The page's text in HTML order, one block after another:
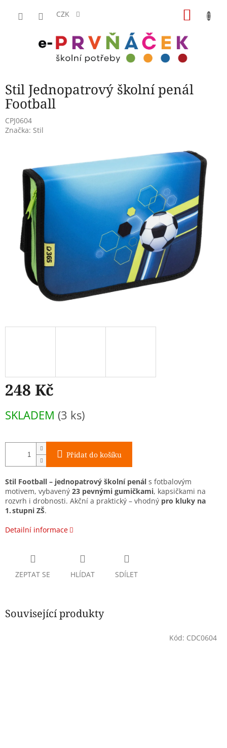
CZK
Stil Jednopatrový školní penál
Football
CPJ0604
Značka: Stil
248 Kč
cena:
SKLADEM (3 ks)
Přidat do košíku
Stil Football – jednopatrový školní penál s fotbalovým
motivem, vybavený 23 pevnými gumičkami, kapsičkami na
rozvrh i drobnosti. Akční a praktický – vhodný pro kluky na
1. stupni ZŠ.
Detailní informace
ZEPTAT SE HLÍDAT SDÍLET
Související produkty
Kód: CDC0604